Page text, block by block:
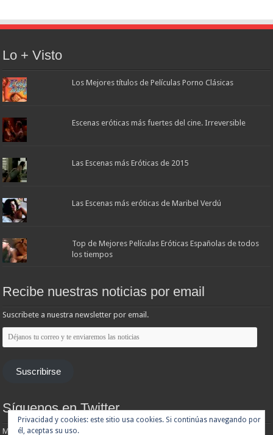
Lo + Visto
Los Mejores títulos de Películas Porno Clásicas
Escenas eróticas más fuertes del cine. Irreversible
Las Escenas más Eróticas de 2015
Las Escenas más eróticas de Maribel Verdú
Top de Mejores Películas Eróticas Españolas de todos
los tiempos
Recibe nuestras noticias por email
Suscribete a nuestra newsletter por email.
Déjanos
tu
correo
enviaremos
Suscribirse
Síguenos en Twitter
Mis tuits
Privacidad y cookies: este sitio usa cookies. Si continúas navegando por
él, aceptas su uso.